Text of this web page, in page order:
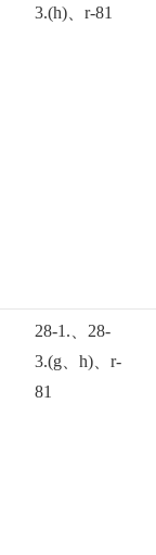
3.(h)、r-81
28-1.、28-
3.(g、h)、r-
81